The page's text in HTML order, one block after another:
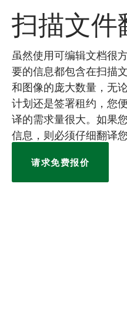
扫描文件
虽然使用可编辑文档很
要的信息都包含在扫描
和图像的庞大数量，无
计划还是签署租约，您
译的需求量很大。如果
信息，则必须仔细翻译
请求免费报价